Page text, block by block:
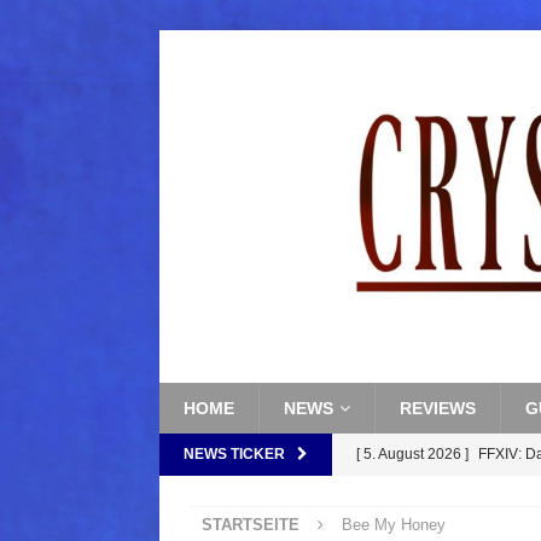
HOME NEWS REVIEWS
NEWS TICKER [ 5. August 2026 ] FFXIV:
[ 5. August 2026 ]
STARTSEITE Bee My Honey